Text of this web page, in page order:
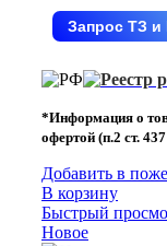
Запрос ТЗ и
*Информация о
офертой (п.2 ст.
Добавить в
В корзину
Быстрый
Новое